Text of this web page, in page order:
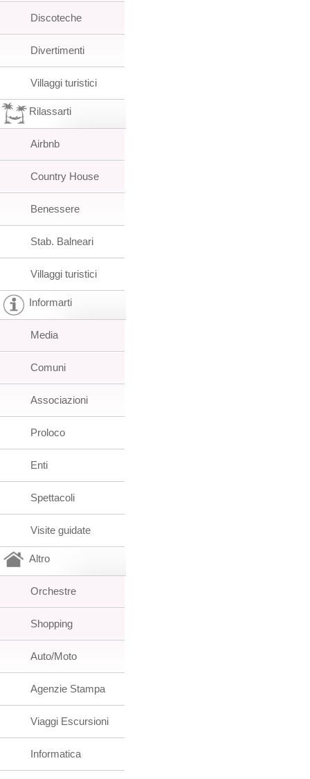
Discoteche
Divertimenti
Villaggi turistici
Rilassarti
Airbnb
Country House
Benessere
Stab. Balneari
Villaggi turistici
Informarti
Media
Comuni
Associazioni
Proloco
Enti
Spettacoli
Visite guidate
Altro
Orchestre
Shopping
Auto/Moto
Agenzie Stampa
Viaggi Escursioni
Informatica